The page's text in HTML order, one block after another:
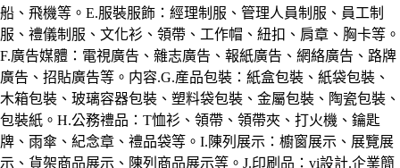
船、飛機等。E.服裝服飾：經理制服、管理人員制服、員工制
服、禮儀制服、文化衫、領帶、工作帽、紐扣、肩章、胸卡等。
F.廣告媒體：電視廣告、雜志廣告、報紙廣告、網絡廣告、路牌
廣告、招貼廣告等。内容.G.産品包裝：紙盒包裝、紙袋包裝、
木箱包裝、玻璃容器包裝、塑料袋包裝、金屬包裝、陶瓷包裝、
包裝紙。H.公務禮品：T恤衫、領帶、領帶夾、打火機、鑰匙
牌、雨傘、紀念章、禮品袋等。I.陳列展示：櫥窗展示、展覽展
示、貨架商品展示、陳列商品展示等。J.印刷品：vi設計.企業簡